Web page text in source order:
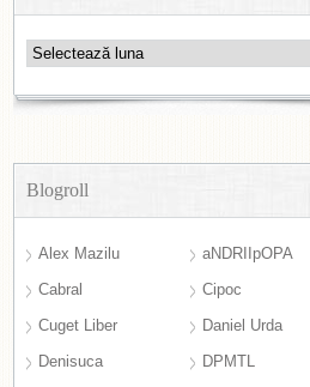
Arhive
Blogroll
Alex Mazilu
aNDRIIpOPA
Cabral
Cipoc
Cuget Liber
Daniel Urda
Denisuca
DPMTL